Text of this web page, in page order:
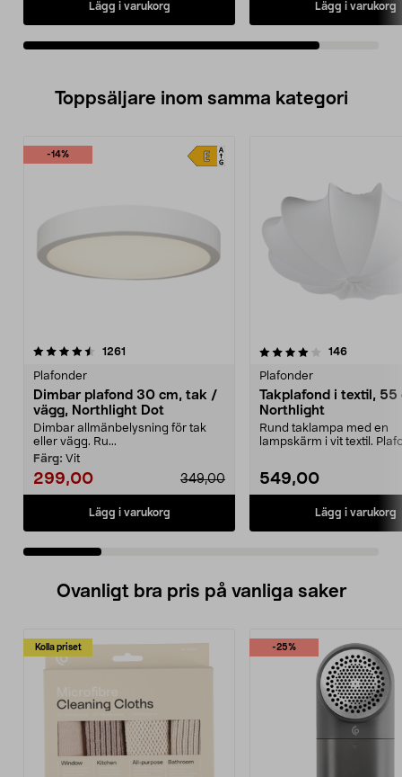
Lägg i varukorg Lägg i varukorg
Toppsäljare inom samma kategori
-14%
1261
Plafonder
Dimbar plafond 30 cm, tak /
vägg, Northlight Dot
Dimbar allmänbelysning för tak
eller vägg. Ru...
Färg: Vit
299,00 349,00
Lägg i varukorg
4.0 av 5 stjärnor 146
Plafonder
Takplafond i textil, 55
Northlight
Rund taklampa med en
lampskärm i vit textil.
549,00
Lägg i varukorg
4.5 av 5 stjärnor
Ovanligt bra pris på vanliga saker
Kolla priset -25%